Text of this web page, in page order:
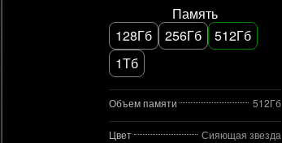
Память
128Гб
256Гб
512Гб
1Тб
Объем памяти 512Гб
Цвет Сияющая звезда